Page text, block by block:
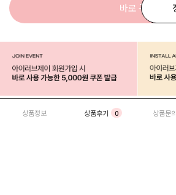
바로 구매
상품정보 상품후기 0 상품문의